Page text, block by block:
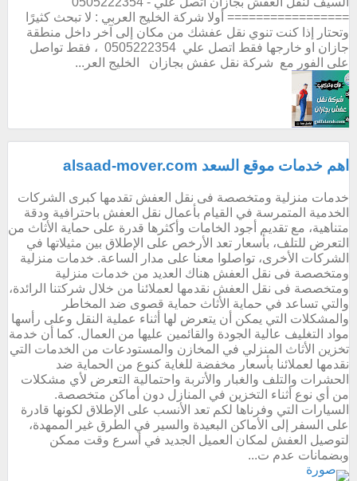
================= أولا شركة الخليج العربي : لا تبحث كثيرًا
وتحتار إذا كنت تنوي نقل عفشك من مكان إلى آخر داخل منطقة
جازان او خارجها فقط اتصل علي 0505222354 ، فقط تواصل
على الفور مع شركة نقل عفش بجازان الخليج العر...
اهم خدمات موقع السعد alsaad-mover.com
خدمات منزلية ومتخصصة فى نقل العفش تقدمها كبرى الشركات
الخدمية المتمرسة في القيام بأعمال نقل العفش باحترافية ودقة
متناهية، مع تقديم أجود الخامات وأكثرها قدرة على حماية الأثاث من
التعرض للتلف، بأسعار تعد الأرخص على الإطلاق بين مثيلاتها في
الشركات الأخرى، تواصلوا معنا على مدار الساعة. خدمات منزلية
ومتخصصة فى نقل العفش هناك العديد من خدمات منزلية
ومتخصصة فى نقل العفش نقدمها لعملائنا من خلال شركتنا الرائدة،
والتي تساعد في حماية الأثاث حماية قصوى ضد المخاطر
والمشكلات التي يمكن أن يتعرض لها أثناء عملية النقل وعلى رأسها
مواد التغليف عالية الجودة والقائمين عليها من العمال. كما أن خدمة
تخزين الأثاث المنزلي في المخازن والمستودعات من الخدمات التي
نقدمها لعملائنا بأسعار مخفضة للغاية كنوع من الحماية ضد
الحشرات والتلف والغبار والأتربة واحتمالية التعرض لأي مشكلات
من أي نوع أثناء التخزين في المنازل دون أماكن متخصصة.
السيارات التي وفرناها لكم تعد الأنسب على الإطلاق لكونها قادرة
على السفر إلى الأماكن البعيدة والسير في الطرق غير الممهدة،
لتوصيل العفش لمكان العميل الجديد في أسرع وقت ممكن
وبضمانات عدم ت...